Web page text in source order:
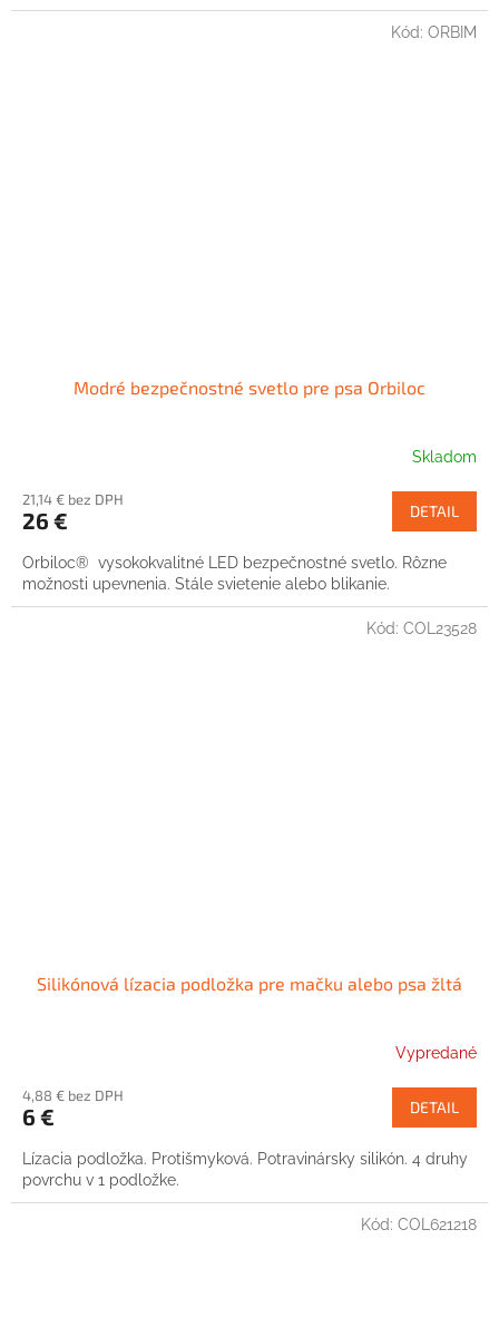
Modré bezpečnostné svetlo pre psa Orbiloc
Skladom
21,14 € bez DPH
26 € DETAIL
Orbiloc® vysokokvalitné LED bezpečnostné svetlo. Rôzne
možnosti upevnenia. Stále svietenie alebo blikanie.
Kód: ORBIM
Silikónová lízacia podložka pre mačku alebo psa žltá
Vypredané
4,88 € bez DPH
6 € DETAIL
Lízacia podložka. Protišmyková. Potravinársky silikón. 4 druhy
povrchu v 1 podložke.
Kód: COL23528
Kód: COL621218